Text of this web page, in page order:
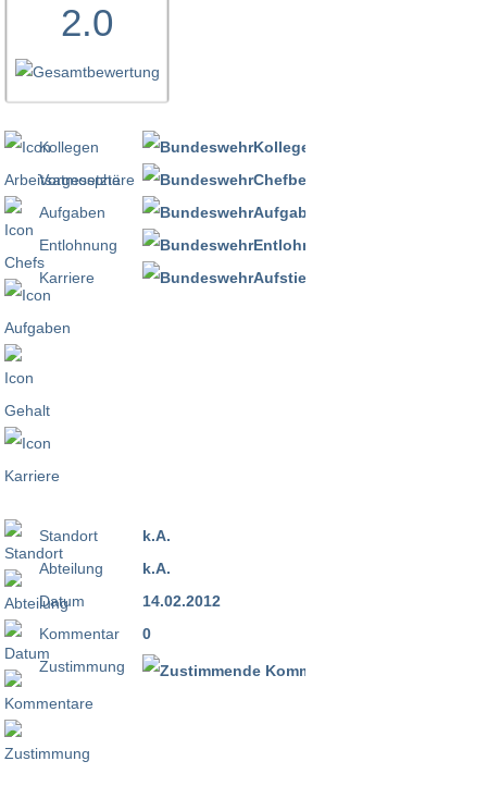
2.0
Kollegen
Vorgesetzte
Aufgaben
Entlohnung
Karriere
Standort
Abteilung
Datum
Kommentar
Zustimmung
k.A.
k.A.
14.02.2012
0